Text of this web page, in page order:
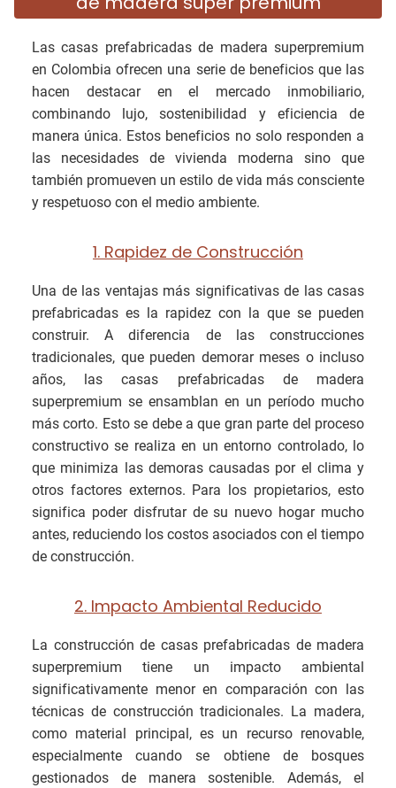
Las casas prefabricadas de madera superpremium
en Colombia ofrecen una serie de beneficios que las
hacen destacar en el mercado inmobiliario,
combinando lujo, sostenibilidad y eficiencia de
manera única. Estos beneficios no solo responden a
las necesidades de vivienda moderna sino que
también promueven un estilo de vida más consciente
y respetuoso con el medio ambiente.
1. Rapidez de Construcción
Una de las ventajas más significativas de las casas
prefabricadas es la rapidez con la que se pueden
construir. A diferencia de las construcciones
tradicionales, que pueden demorar meses o incluso
años, las casas prefabricadas de madera
superpremium se ensamblan en un período mucho
más corto. Esto se debe a que gran parte del proceso
constructivo se realiza en un entorno controlado, lo
que minimiza las demoras causadas por el clima y
otros factores externos. Para los propietarios, esto
significa poder disfrutar de su nuevo hogar mucho
antes, reduciendo los costos asociados con el tiempo
de construcción.
2. Impacto Ambiental Reducido
La construcción de casas prefabricadas de madera
superpremium tiene un impacto ambiental
significativamente menor en comparación con las
técnicas de construcción tradicionales. La madera,
como material principal, es un recurso renovable,
especialmente cuando se obtiene de bosques
gestionados de manera sostenible. Además, el